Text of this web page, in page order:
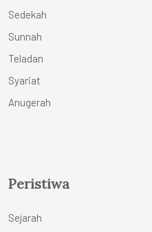
Sedekah
Sunnah
Teladan
Syariat
Anugerah
Peristiwa
Sejarah